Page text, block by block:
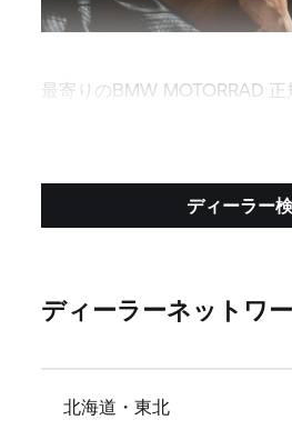
最寄りのBMW MOTORRAD
ディーラー
ディーラーネットワ
北海道・東北